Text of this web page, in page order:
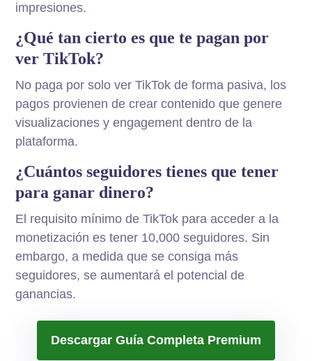
impresiones.
¿Qué tan cierto es que te pagan por
ver TikTok?
No paga por solo ver TikTok de forma pasiva, los
pagos provienen de crear contenido que genere
visualizaciones y engagement dentro de la
plataforma.
¿Cuántos seguidores tienes que tener
para ganar dinero?
El requisito mínimo de TikTok para acceder a la
monetización es tener 10,000 seguidores. Sin
embargo, a medida que se consiga más
seguidores, se aumentará el potencial de
ganancias.
Descargar Guía Completa Premium